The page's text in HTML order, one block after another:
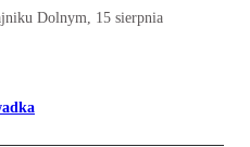
Dolnym, 15 sierpnia